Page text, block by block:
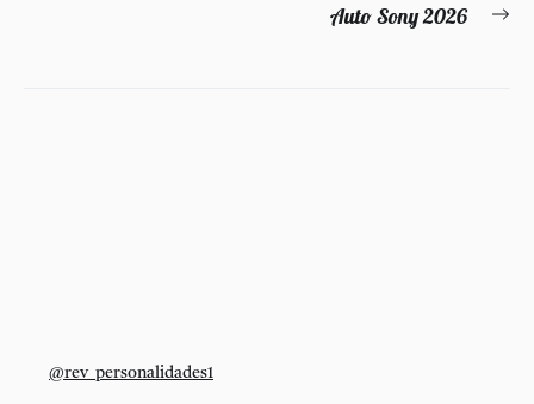
Auto Sony 2026
@rev_personalidades1